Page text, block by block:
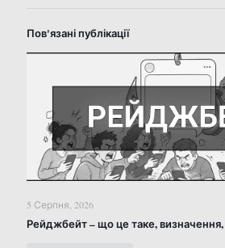
Пов'язані публікації
5 Серпня, 2026
Рейджбейт – що це таке,